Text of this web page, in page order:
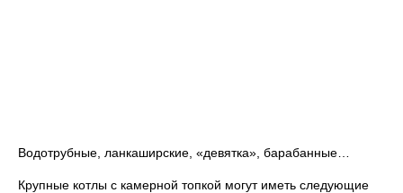
Водотрубные, ланкаширские, «девятка», барабанные…
Крупные котлы с камерной топкой могут иметь следующие